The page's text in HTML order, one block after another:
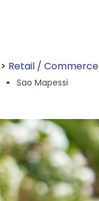
> Retail / Commerce
Sao Mapessi